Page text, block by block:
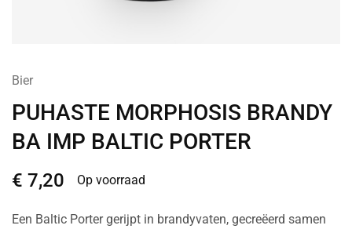
Bier
PUHASTE MORPHOSIS BRANDY
BA IMP BALTIC PORTER
€ 7,20 Op voorraad
Een Baltic Porter gerijpt in brandyvaten, gecreëerd samen